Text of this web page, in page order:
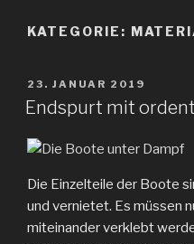
KATEGORIE:
VERÖFFENTLICHT
AM
23. JANUAR 2019
Endspurt mit
Die Einzelteile der Boote
und vernietet. Es müssen
miteinander verklebt